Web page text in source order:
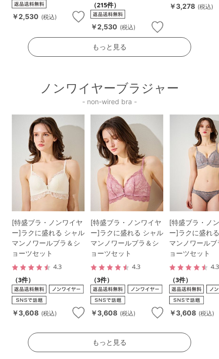
￥2,530 (税込)
（215件）
￥2,530 (税込)
￥3,278 (税込)
もっと見る
ノンワイヤーブラジャー
- non-wired bra -
[特盛ブラ・ノンワイヤ
ー]ラクに盛れる シャル
マンノワールブラ＆シ
ョーツセット
4.3
（3件）
￥3,608 (税込)
[特盛ブラ・ノンワイヤ
ー]ラクに盛れる シャル
マンノワールブラ＆シ
ョーツセット
4.3
（3件）
￥3,608 (税込)
[特盛ブラ・ノ
ー]ラクに盛れ
マンノワール
ョーツセット
4.3
（3件）
￥3,608 (税込)
もっと見る